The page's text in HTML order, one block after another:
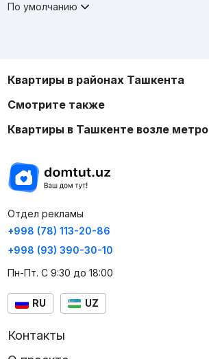
По умолчанию
Квартиры в районах Ташкента
Смотрите также
Квартиры в Ташкенте возле метро
Отдел рекламы
+998 (78) 113-20-86
+998 (93) 390-30-10
Пн-Пт. С 9:30 до 18:00
RU UZ
Контакты